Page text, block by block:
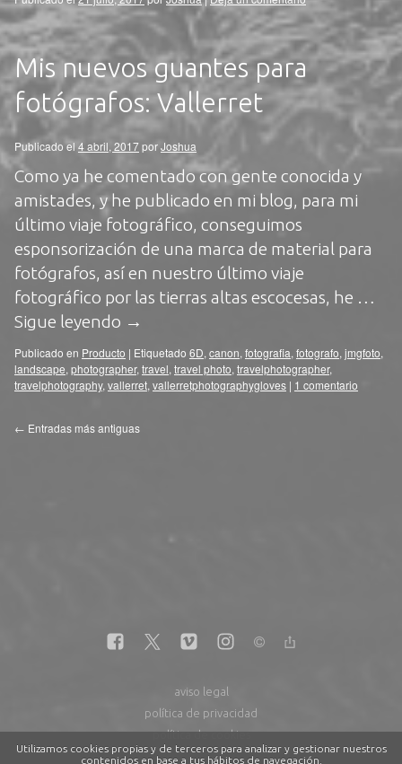
Mis nuevos guantes para
fotógrafos: Vallerret
Publicado el 4 abril, 2017porJoshua
Como ya he comentado con gente conocida y
amistades, y he publicado en mi blog, para mi
último viaje fotográfico, conseguimos
esponsorización de una marca de material para
fotógrafos, así en nuestro último viaje
fotográfico por las tierras altas escocesas, he …
Sigue leyendo →
Publicado en Producto | Etiquetado 6D, canon, fotografia, fotografo, jmgfoto,
landscape, photographer, travel, travel photo, travelphotographer,
travelphotography, vallerret, vallerretphotographygloves | 1 comentario
← Entradas más antiguas
aviso legal
política de privacidad
política de cookies
Utilizamos cookies propias y de terceros para analizar y gestionar nuestros
contenidos en base a tus hábitos de navegación.